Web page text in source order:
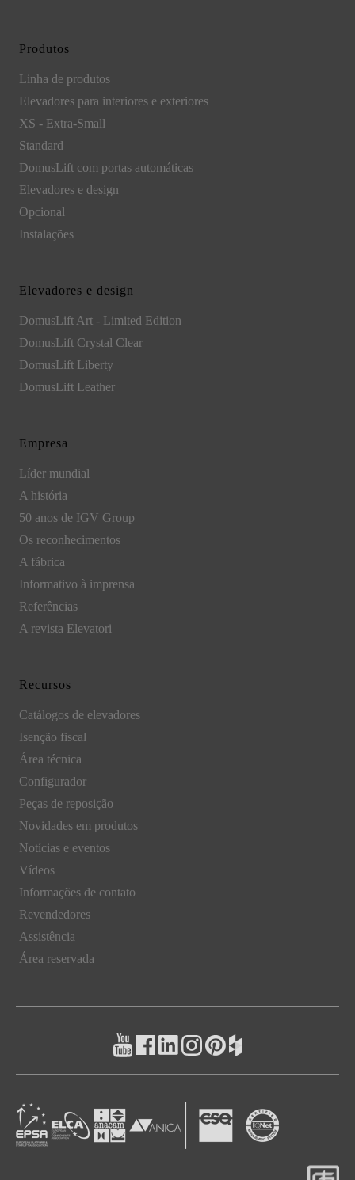
Produtos
Linha de produtos
Elevadores para interiores e exteriores
XS - Extra-Small
Standard
DomusLift com portas automáticas
Elevadores e design
Opcional
Instalações
Elevadores e design
DomusLift Art - Limited Edition
DomusLift Crystal Clear
DomusLift Liberty
DomusLift Leather
Empresa
Líder mundial
A história
50 anos de IGV Group
Os reconhecimentos
A fábrica
Informativo à imprensa
Referências
A revista Elevatori
Recursos
Catálogos de elevadores
Isenção fiscal
Área técnica
Configurador
Peças de reposição
Novidades em produtos
Notícias e eventos
Vídeos
Informações de contato
Revendedores
Assistência
Área reservada